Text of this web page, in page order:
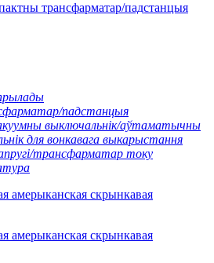
трансфарматар/падстанцыя
падстанцыя
выключальнік/аўтаматычны
для вонкавага выкарыстання
трансфарматар току